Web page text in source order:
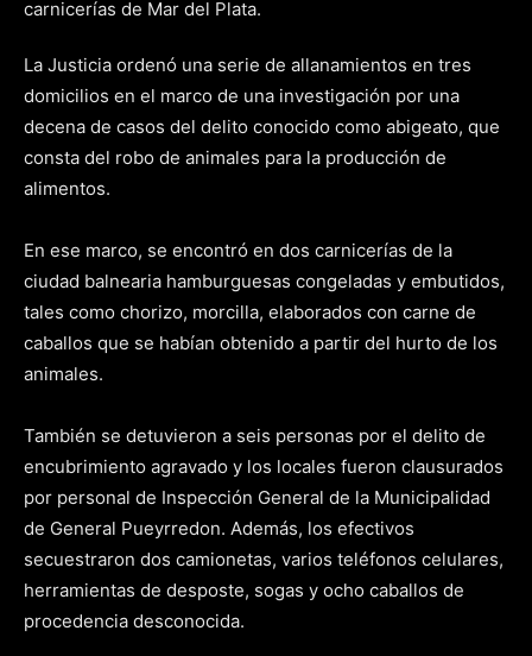
La Justicia ordenó una serie de allanamientos en tres
domicilios en el marco de una investigación por una
decena de casos del delito conocido como abigeato, que
consta del robo de animales para la producción de
alimentos.
En ese marco, se encontró en dos carnicerías de la
ciudad balnearia hamburguesas congeladas y embutidos,
tales como chorizo, morcilla, elaborados con carne de
caballos que se habían obtenido a partir del hurto de los
animales.
También se detuvieron a seis personas por el delito de
encubrimiento agravado y los locales fueron clausurados
por personal de Inspección General de la Municipalidad
de General Pueyrredon. Además, los efectivos
secuestraron dos camionetas, varios teléfonos celulares,
herramientas de desposte, sogas y ocho caballos de
procedencia desconocida.